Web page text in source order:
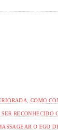
,COMO
RECONHECIDO
O EGO